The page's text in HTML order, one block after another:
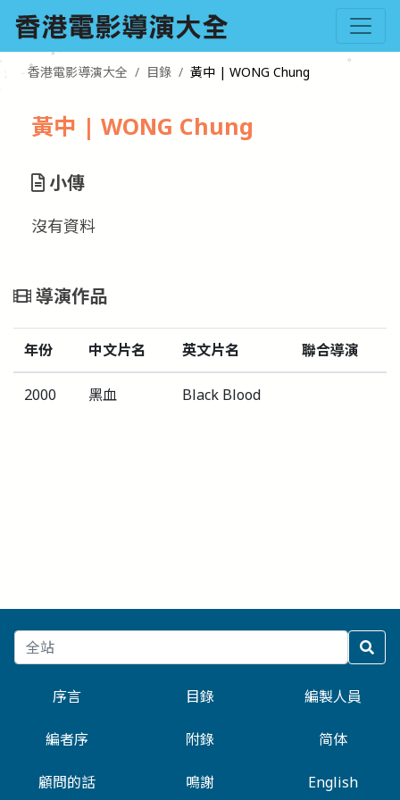
香港電影導演大全 目錄 黃中 | WONG Chung
黃中 | WONG Chung
小傳
沒有資料
導演作品
年份 中文片名 英文片名 聯合導演
2000 黑血 Black Blood
序言 目錄 編製人員
編者序 附錄 简体
顧問的話 鳴謝 English